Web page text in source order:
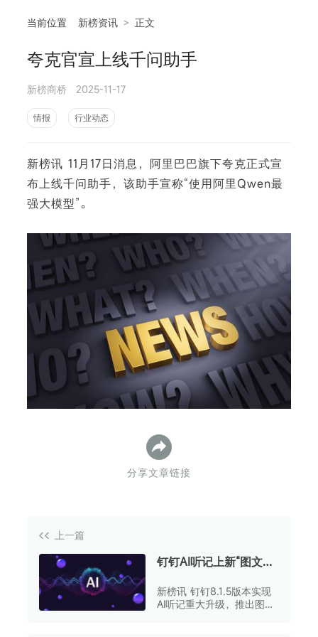
当前位置 新榜资讯 > 正文
夸克官宣上线千问助手
新榜商桥 2025-11-17
情报 行业动态
新榜讯 11月17日消息，阿里巴巴旗下夸克正式宣
布上线千问助手，该助手宣称“使用阿里Qwen最
强大模型”。
分享文章链接
上一篇
钉钉AI听记上新“图文纪
新榜讯 钉钉8.1.5版本实现
AI听记重大升级，推出图文